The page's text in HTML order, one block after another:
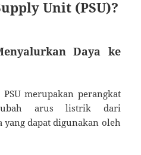
Unit (PSU)?
Daya ke
merupakan perangkat
arus listrik dari
dapat digunakan oleh